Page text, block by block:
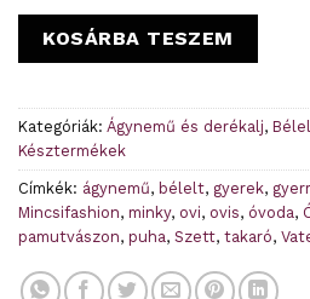
KOSÁRBA TESZEM
Kategóriák: Ágynemű és derékalj,
Késztermékek
Címkék: ágynemű, bélelt, gyerek,
Mincsifashion, minky, ovi, ovis, óvoda,
pamutvászon, puha, Szett, takaró,